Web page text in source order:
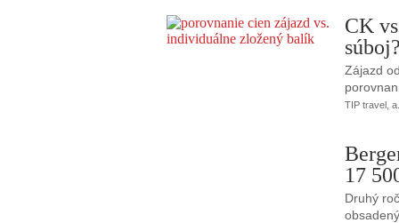
CK
Zájazd
TIP travel,
17
Druhý